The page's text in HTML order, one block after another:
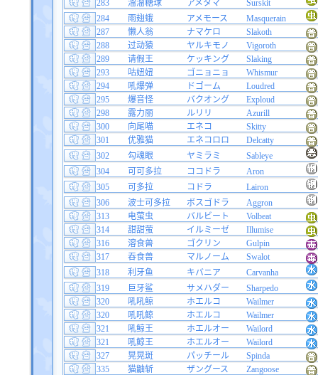
283 溜溜糖球 アメタマ
Surskit
284
雨翅蛾 アメモース
Masquerain
287
懒人翁 ナマケロ
Slakoth
288
过动猿 ヤルキモノ
Vigoroth
289
请假王 ケッキング
Slaking
293
咕妞妞 ゴニョニョ
Whismur
294
吼爆弹 ドゴーム
Loudred
295
爆音怪 バクオング
Exploud
298
露力丽 ルリリ
Azurill
300
向尾喵 エネコ
Skitty
301
优雅猫 エネコロロ
Delcatty
302
勾魂眼 ヤミラミ
Sableye
304
可可多拉 ココドラ
Aron
305
可多拉 コドラ
Lairon
306
波士可多拉 ボスゴドラ
Aggron
313
电萤虫 バルビート
Volbeat
314
甜甜萤 イルミーゼ
Illumise
316
溶食兽 ゴクリン
Gulpin
317
吞食兽 マルノーム
Swalot
318
利牙鱼 キバニア
Carvanha
319
巨牙鲨 サメハダー
Sharpedo
320
吼吼鲸 ホエルコ
Wailmer
320
吼吼鲸 ホエルコ
Wailmer
321
吼鲸王 ホエルオー
Wailord
321
吼鲸王 ホエルオー
Wailord
327
晃晃斑 パッチール
Spinda
335
猫鼬斩 ザングース
Zangoose